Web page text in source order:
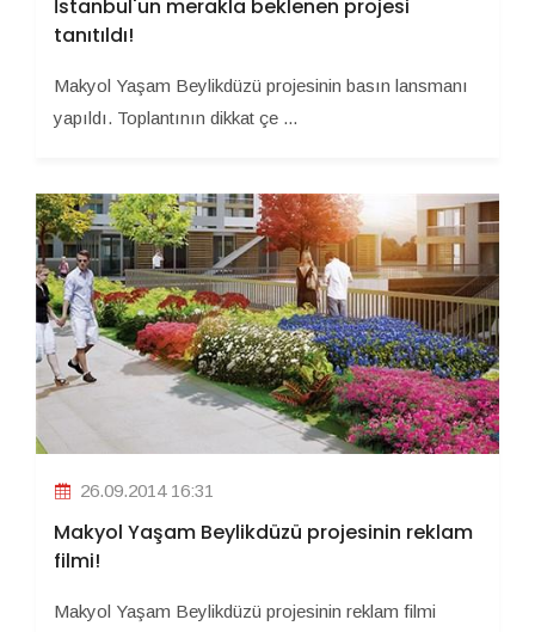
İstanbul'un merakla beklenen projesi
tanıtıldı!
Makyol Yaşam Beylikdüzü projesinin basın lansmanı
yapıldı. Toplantının dikkat çe ...
26.09.2014 16:31
Makyol Yaşam Beylikdüzü projesinin reklam
filmi!
Makyol Yaşam Beylikdüzü projesinin reklam filmi